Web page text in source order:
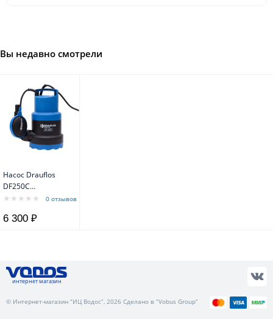
Вы недавно смотрели
Насос Drauflos
DF250C
(принудительный
0 отзывов
6 300 ₽
интернет магазин
© Интернет-магазин “ИЦ Водос”, 2026 Сделано в “Vobus Group”